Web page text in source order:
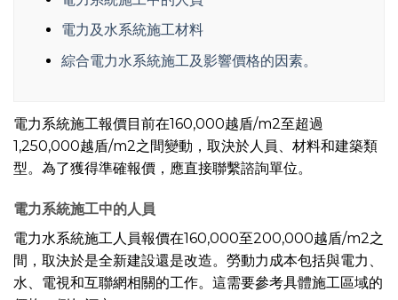
電力及水系統施工材料
綜合電力水系統施工及影響價格的因素。
電力系統施工報價目前在160,000越盾/m2至超過
1,250,000越盾/m2之間變動，取決於人員、材料和建築類
型。為了獲得準確報價，應直接聯繫諮詢單位。
電力系統施工中的人員
電力水系統施工人員報價在160,000至200,000越盾/m2之
間，取決於是全新建設還是改造。勞動力成本包括與電力、
水、電視和互聯網相關的工作。這需要參考具體施工區域的